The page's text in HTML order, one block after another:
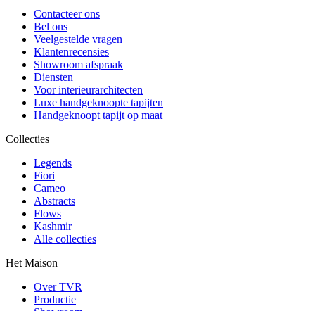
Contacteer ons
Bel ons
Veelgestelde vragen
Klantenrecensies
Showroom afspraak
Diensten
Voor interieurarchitecten
Luxe handgeknoopte tapijten
Handgeknoopt tapijt op maat
Collecties
Legends
Fiori
Cameo
Abstracts
Flows
Kashmir
Alle collecties
Het Maison
Over TVR
Productie